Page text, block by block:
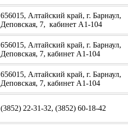
656015, Алтайский край, г. Барнаул,
Деповская, 7, кабинет А1-104
656015, Алтайский край, г. Барнаул,
Деповская, 7, кабинет А1-104
656015, Алтайский край, г. Барнаул,
Деповская, 7, кабинет А1-104
(3852) 22-31-32, (3852) 60-18-42